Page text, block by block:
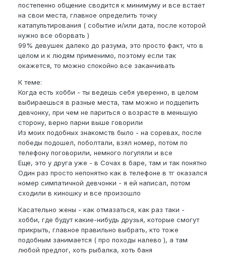
постепенно общение сводится к минимуму и все встает
на свои места, главное определить точку
катапультирования ( событие и/или дата, после которой
нужно все оборвать )
99% девушек далеко до разума, это просто факт, что в
целом и к людям применимо, поэтому если так
окажется, то можно спокойно все заканчивать
К теме:
Когда есть хобби - ты ведешь себя уверенно, в целом
выбираешься в разные места, там можно и подцепить
девчонку, при чем не париться о возрасте в меньшую
сторону, верно парни выше говорили
Из моих подобных знакомств было - на соревах, после
победы подошел, поболтали, взял номер, потом по
телефону поговорили, немного погуляли и все
Еще, это у друга уже - в Сочах в баре, там и так понятно
Один раз просто непонятно как в телефоне в тг оказался
номер симпатичной девчонки - я ей написал, потом
сходили в киношку и все произошло
Касательно жены - как отмазаться, как раз таки -
хобби, где будут какие-нибудь друзья, которые смогут
прикрыть, главное правильно выбрать, кто тоже
подобным занимается ( про походы налево ), а там
любой предлог, хоть рыбалка, хоть баня